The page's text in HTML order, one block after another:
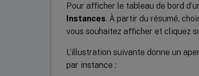
Pour afficher le tableau de bord
Instances. À partir du résumé,
vous souhaitez afficher et cliquez
L’illustration suivante donne un
par instance :